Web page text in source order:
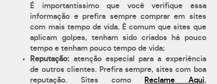
É importantíssimo que você verifique essa
informação e prefira sempre comprar em sites
com mais tempo de vida. É comum que sites que
aplicam golpes, tenham sido criados há pouco
tempo e tenham pouco tempo de vida;
Reputação: atenção especial para a experiência
de outros clientes. Prefira sempre, sites com boa
reputação. Sites como
Reclame Aqui,